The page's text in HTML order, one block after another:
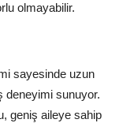
olmayabilir.
sayesinde uzun
deneyimi sunuyor.
geniş aileye sahip